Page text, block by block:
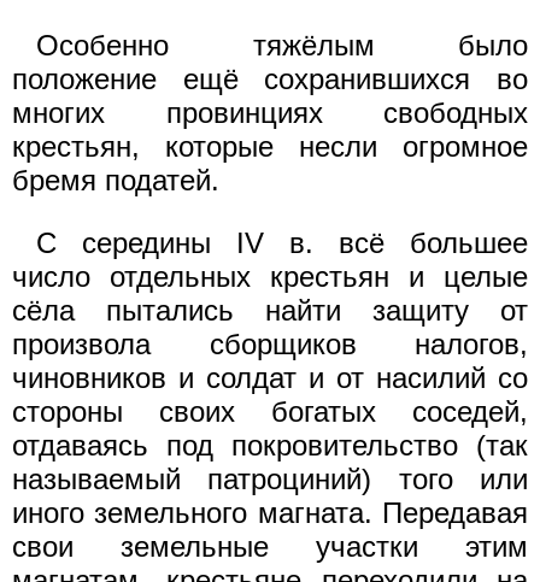
Особенно тяжёлым было
положение ещё сохранившихся во
многих провинциях свободных
крестьян, которые несли огромное
бремя податей.
С середины IV в. всё большее
число отдельных крестьян и целые
сёла пытались найти защиту от
произвола сборщиков налогов,
чиновников и солдат и от насилий со
стороны своих богатых соседей,
отдаваясь под покровительство (так
называемый патроциний) того или
иного земельного магната. Передавая
свои земельные участки этим